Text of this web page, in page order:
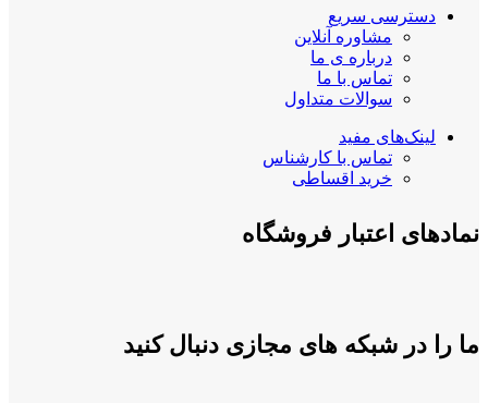
دسترسی سریع
مشاوره آنلاین
درباره ی ما
تماس با ما
سوالات متداول
لینک‌های مفید
تماس با کارشناس
خرید اقساطی
نمادهای اعتبار فروشگاه
ما را در شبکه های مجازی دنبال کنید